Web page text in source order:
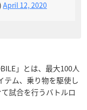
April 12, 2020
」とは、最大100人
テム、乗り物を駆使し
試合を行うバトルロ